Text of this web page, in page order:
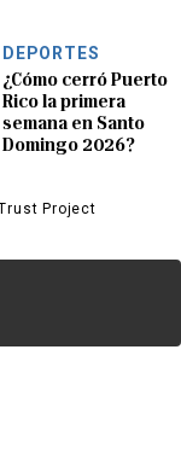
DEPORTES
¿Cómo cerró Puerto
Rico la primera
semana en Santo
Domingo 2026?